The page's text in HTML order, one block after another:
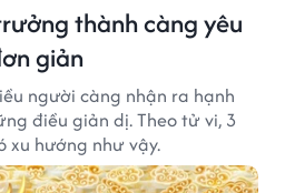
thành càng yêu
giản
người càng nhận ra hạnh
điều giản dị. Theo tử vi, 3
xu hướng như vậy.